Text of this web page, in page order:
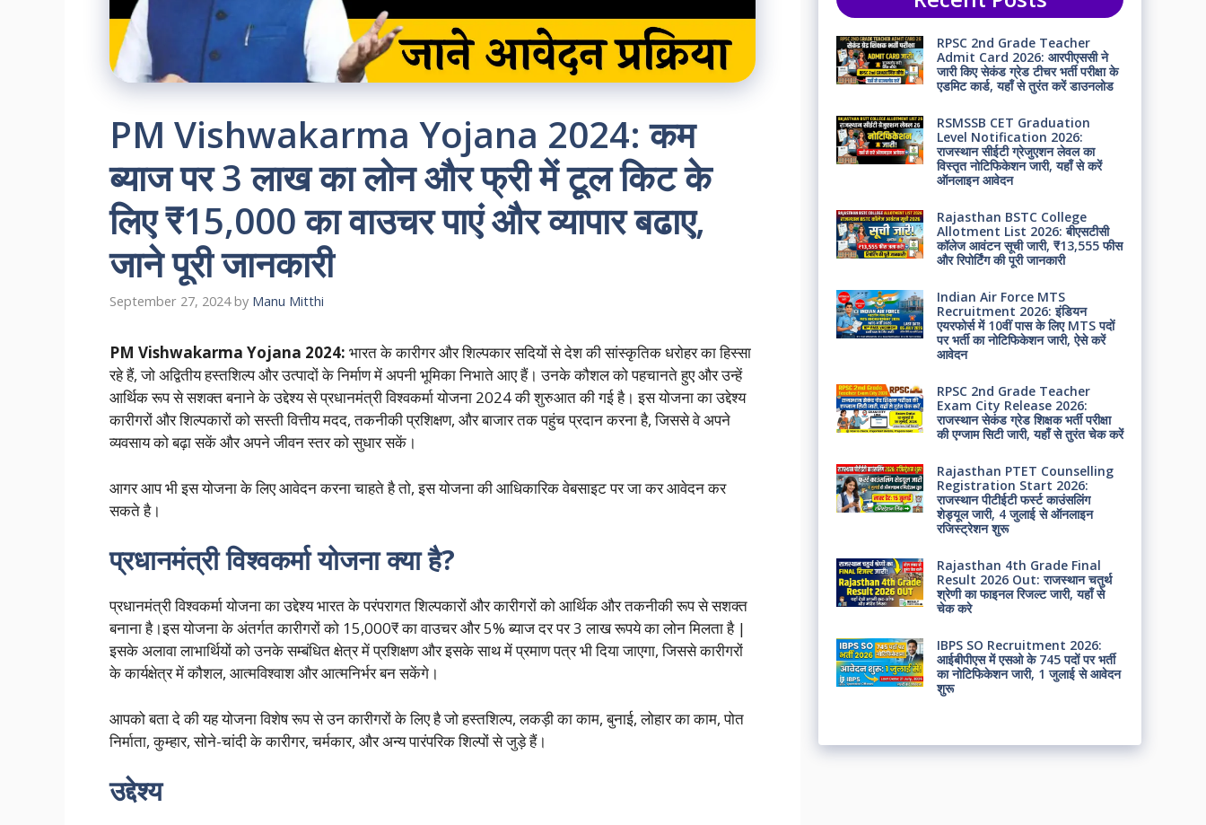
PM Vishwakarma Yojana 2024: कम
ब्याज पर 3 लाख का लोन और फ्री में टूल किट के
लिए ₹15,000 का वाउचर पाएं और व्यापार बढाए,
जाने पूरी जानकारी
September 27, 2024 by Manu Mitthi
PM Vishwakarma Yojana 2024: भारत के कारीगर और शिल्पकार सदियों से देश की सांस्कृतिक धरोहर का हिस्सा
रहे हैं, जो अद्वितीय हस्तशिल्प और उत्पादों के निर्माण में अपनी भूमिका निभाते आए हैं। उनके कौशल को पहचानते हुए और उन्हें
आर्थिक रूप से सशक्त बनाने के उद्देश्य से प्रधानमंत्री विश्वकर्मा योजना 2024 की शुरुआत की गई है। इस योजना का उद्देश्य
कारीगरों और शिल्पकारों को सस्ती वित्तीय मदद, तकनीकी प्रशिक्षण, और बाजार तक पहुंच प्रदान करना है, जिससे वे अपने
व्यवसाय को बढ़ा सकें और अपने जीवन स्तर को सुधार सकें।
आगर आप भी इस योजना के लिए आवेदन करना चाहते है तो, इस योजना की आधिकारिक वेबसाइट पर जा कर आवेदन कर
सकते है।
प्रधानमंत्री विश्वकर्मा योजना क्या है?
प्रधानमंत्री विश्वकर्मा योजना का उद्देश्य भारत के परंपरागत शिल्पकारों और कारीगरों को आर्थिक और तकनीकी रूप से सशक्त
बनाना है।इस योजना के अंतर्गत कारीगरों को 15,000₹ का वाउचर और 5% ब्याज दर पर 3 लाख रूपये का लोन मिलता है |
इसके अलावा लाभार्थियों को उनके सम्बंधित क्षेत्र में प्रशिक्षण और इसके साथ में प्रमाण पत्र भी दिया जाएगा, जिससे कारीगरों
के कार्यक्षेत्र में कौशल, आत्मविश्वाश और आत्मनिर्भर बन सकेंगे।
आपको बता दे की यह योजना विशेष रूप से उन कारीगरों के लिए है जो हस्तशिल्प, लकड़ी का काम, बुनाई, लोहार का काम, पोत
निर्माता, कुम्हार, सोने-चांदी के कारीगर, चर्मकार, और अन्य पारंपरिक शिल्पों से जुड़े हैं।
उद्देश्य
RPSC 2nd Grade Teacher
Admit Card 2026: आरपीएससी ने
जारी किए सेकंड ग्रेड टीचर भर्ती परीक्षा के
एडमिट कार्ड, यहाँ से तुरंत करें डाउनलोड
RSMSSB CET Graduation
Level Notification 2026:
राजस्थान सीईटी ग्रेजुएशन लेवल का
विस्तृत नोटिफिकेशन जारी, यहाँ से करें
ऑनलाइन आवेदन
Rajasthan BSTC College
Allotment List 2026: बीएसटीसी
कॉलेज आवंटन सूची जारी, ₹13,555 फीस
और रिपोर्टिंग की पूरी जानकारी
Indian Air Force MTS
Recruitment 2026: इंडियन
एयरफोर्स में 10वीं पास के लिए MTS पदों
पर भर्ती का नोटिफिकेशन जारी, ऐसे करें
आवेदन
RPSC 2nd Grade Teacher
Exam City Release 2026:
राजस्थान सेकंड ग्रेड शिक्षक भर्ती परीक्षा
की एग्जाम सिटी जारी, यहाँ से तुरंत चेक करें
Rajasthan PTET Counselling
Registration Start 2026:
राजस्थान पीटीईटी फर्स्ट काउंसलिंग
शेड्यूल जारी, 4 जुलाई से ऑनलाइन
रजिस्ट्रेशन शुरू
Rajasthan 4th Grade Final
Result 2026 Out: राजस्थान चतुर्थ
श्रेणी का फाइनल रिजल्ट जारी, यहाँ से
चेक करे
IBPS SO Recruitment 2026:
आईबीपीएस में एसओ के 745 पदों पर भर्ती
का नोटिफिकेशन जारी, 1 जुलाई से आवेदन
शुरू